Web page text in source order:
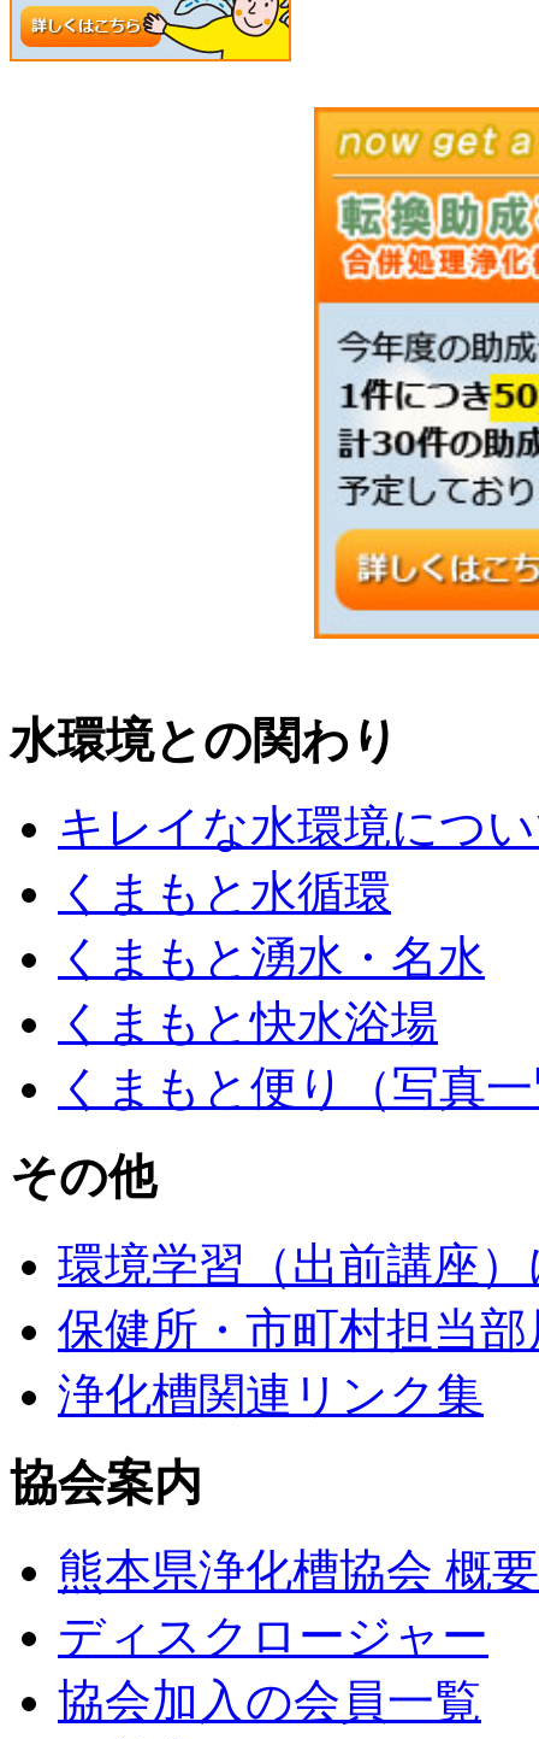
水環境との関わり
キレイな水環境につ
くまもと水循環
くまもと湧水・名水
くまもと快水浴場
くまもと便り（写真
その他
環境学習（出前講座
保健所・市町村担当部
浄化槽関連リンク集
協会案内
熊本県浄化槽協会 概要
ディスクロージャー
協会加入の会員一覧